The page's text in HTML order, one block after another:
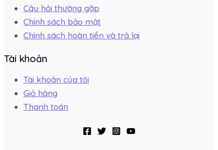
Câu hỏi thường gặp
Chính sách bảo mật
Chính sách hoàn tiền và trả lại
Tài khoản
Tài khoản của tôi
Giỏ hàng
Thanh toán